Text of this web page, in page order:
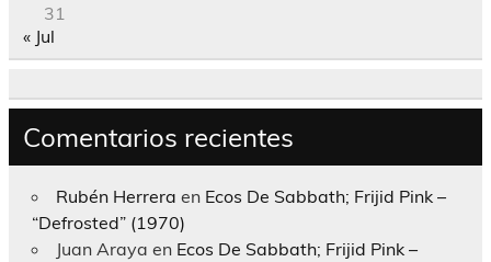
31
« Jul
Comentarios recientes
Rubén Herrera en Ecos De Sabbath; Frijid Pink –
“Defrosted” (1970)
Juan Araya en Ecos De Sabbath; Frijid Pink –